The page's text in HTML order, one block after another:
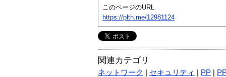
このページのURL
https://plth.me/12981124
関連カテゴリ
ネットワーク セキュリティ PP